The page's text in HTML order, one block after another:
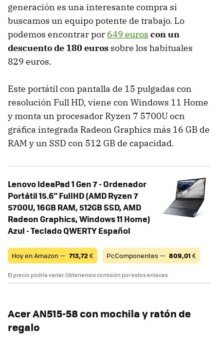
generación es una interesante compra si
buscamos un equipo potente de trabajo. Lo
podemos encontrar por 649 euros con un
descuento de 180 euros sobre los habituales
829 euros.
Este portátil con pantalla de 15 pulgadas con
resolución Full HD, viene con Windows 11 Home
y monta un procesador Ryzen 7 5700U ocn
gráfica integrada Radeon Graphics más 16 GB de
RAM y un SSD con 512 GB de capacidad.
Lenovo IdeaPad 1 Gen 7 - Ordenador
Portátil 15.6" FullHD (AMD Ryzen 7
5700U, 16GB RAM, 512GB SSD, AMD
Radeon Graphics, Windows 11 Home)
Azul - Teclado QWERTY Español
Hoy en Amazon — 713,72 € PcComponentes — 809,01 €
El precio podría variar. Obtenemos comisión por estos enlaces
Acer AN515-58 con mochila y ratón de
regalo